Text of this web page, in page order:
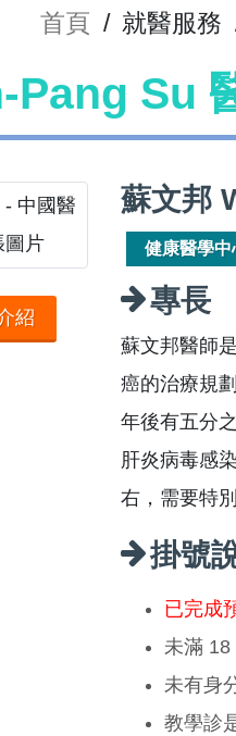
首頁 / 就醫服務
Pang Su
紹
蘇文邦
健康醫學中
專長
蘇文邦醫師
癌的治療規
年後有五分
肝炎病毒感
右，需要特
掛號
已完成
未滿 18
未有身
教學診